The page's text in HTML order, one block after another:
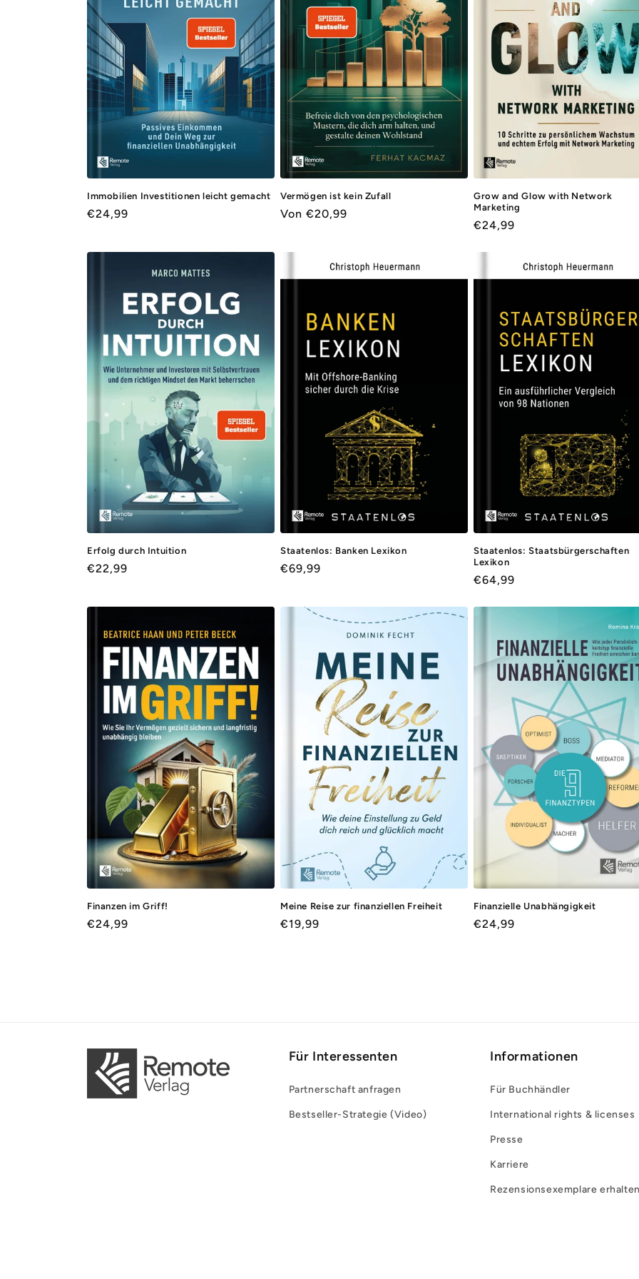
r
i
e
Immobilien Investitionen leicht gemacht
Normaler
€24,99
Vermögen ist kein Zufall
Normaler
Von €20,99
Grow and Glow with Network
Marketing
Normaler
€24,99
Erfolg durch Intuition
Normaler
€22,99
Staatenlos: Banken Lexikon
Normaler
€69,99
Staatenlos: Staatsbürgerschaften
Lexikon
Normaler
€64,99
Finanzen im Griff!
Normaler
€24,99
Meine Reise zur finanziellen Freiheit
Normaler
€19,99
Finanzielle Unabhängigkeit
Normaler
€24,99
Für Interessenten
Partnerschaft anfragen
Bestseller-Strategie (Video)
Informationen
Für Buchhändler
International rights & licenses
Presse
Karriere
Rezensionsexemplare erhalten